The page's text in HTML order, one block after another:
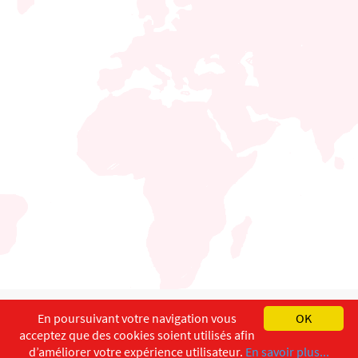
English Français
Copyright ©ISEC-AdW Impressum
OK
En poursuivant votre navigation vous
acceptez que des cookies soient utilisés afin
d’améliorer votre expérience utilisateur. En savoir plus...